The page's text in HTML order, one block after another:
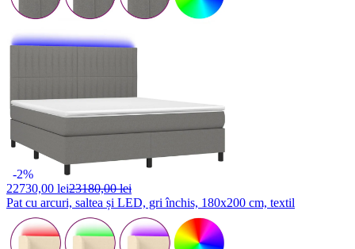
-2%
22730,00 lei23180,00 lei
Pat cu arcuri, saltea și LED, gri închis, 180x200 cm, textil